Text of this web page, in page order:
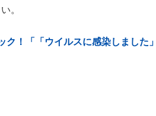
。
！「「ウイルスに感染しました」